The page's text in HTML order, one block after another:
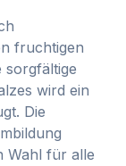
fruchtigen
sorgfältige
wird ein
Die
Wahl für alle